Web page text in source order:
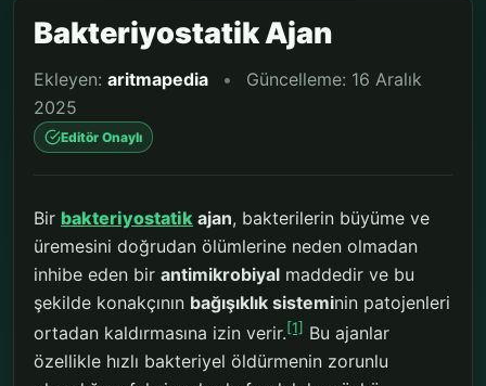
Bakteriyostatik Ajan
Ekleyen: aritmapedia •
Güncelleme: 16 Aralık
2025
Editör Onaylı
Bir bakteriyostatik ajan, bakterilerin büyüme ve
üremesini doğrudan ölümlerine neden olmadan
inhibe eden bir antimikrobiyal maddedir ve bu
şekilde konakçının bağışıklık sisteminin patojenleri
ortadan kaldırmasına izin verir.[1] Bu ajanlar
özellikle hızlı bakteriyel öldürmenin zorunlu